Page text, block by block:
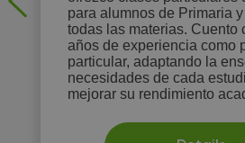
para alumnos de Primaria
todas las materias. Cuento
años de experiencia como
particular, adaptando la
necesidades de cada
mejorar su rendimiento